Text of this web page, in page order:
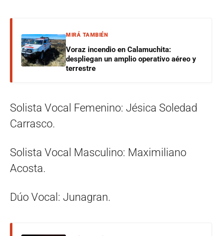
MIRÁ TAMBIÉN
Voraz incendio en Calamuchita:
despliegan un amplio operativo aéreo y
terrestre
Solista Vocal Femenino: Jésica Soledad
Carrasco.
Solista Vocal Masculino: Maximiliano
Acosta.
Dúo Vocal: Junagran.